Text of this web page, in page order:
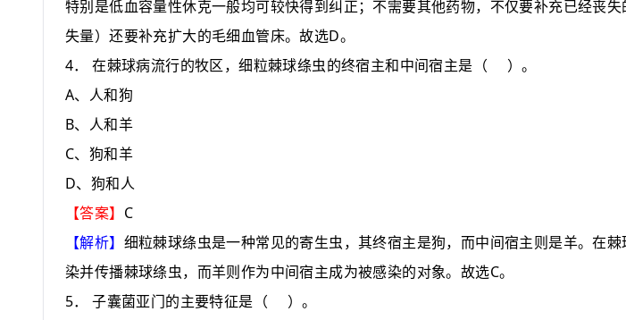
特别是低血容量性休克一般均可较快得到纠正；不需要其他药物，不仅要补充已经丧
失量）还要补充扩大的毛细血管床。故选D。
4． 在棘球病流行的牧区，细粒棘球绦虫的终宿主和中间宿主是 （ ）。
A、人和狗
B、人和羊
C、狗和羊
D、狗和人
【答案】 C
【解析】 细粒棘球绦虫是一种常见的寄生虫，其终宿主是狗，而中间宿主则是羊。在
染并传播棘球绦虫，而羊则作为中间宿主成为被感染的对象。故选C。
5． 子囊菌亚门的主要特征是 （ ）。